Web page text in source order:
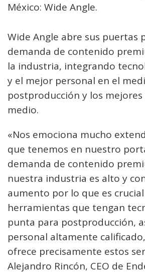
México: Wide Angle.
Wide Angle abre sus puertas
demanda de contenido
la industria, integrando
y el mejor personal en el
postproducción y los
medio.
«Nos emociona mucho
que tenemos en nuestro
demanda de contenido
nuestra industria es alto y
aumento por lo que es
herramientas que tengan
punta para postproducción,
personal altamente
ofrece precisamente estos
Alejandro Rincón, CEO de